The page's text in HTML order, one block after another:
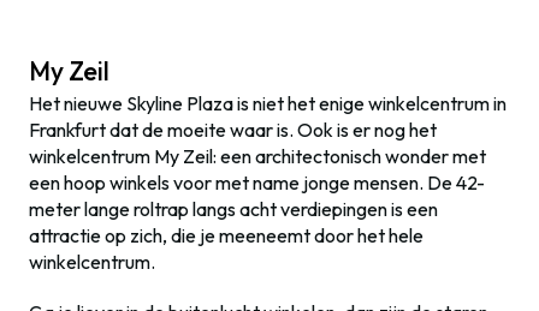
My Zeil
Het nieuwe Skyline Plaza is niet het enige winkelcentrum in
Frankfurt dat de moeite waar is. Ook is er nog het
winkelcentrum My Zeil: een architectonisch wonder met
een hoop winkels voor met name jonge mensen. De 42-
meter lange roltrap langs acht verdiepingen is een
attractie op zich, die je meeneemt door het hele
winkelcentrum.